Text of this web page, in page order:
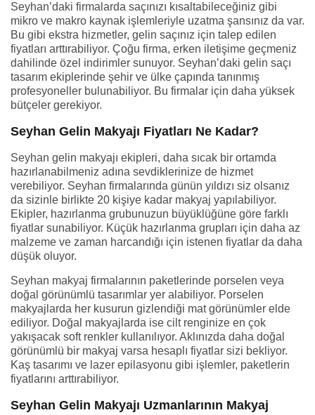
Seyhan’daki firmalarda saçınızı kısaltabileceğiniz gibi
mikro ve makro kaynak işlemleriyle uzatma şansınız da var.
Bu gibi ekstra hizmetler, gelin saçınız için talep edilen
fiyatları arttırabiliyor. Çoğu firma, erken iletişime geçmeniz
dahilinde özel indirimler sunuyor. Seyhan’daki gelin saçı
tasarım ekiplerinde şehir ve ülke çapında tanınmış
profesyoneller bulunabiliyor. Bu firmalar için daha yüksek
bütçeler gerekiyor.
Seyhan Gelin Makyajı Fiyatları Ne Kadar?
Seyhan gelin makyajı ekipleri, daha sıcak bir ortamda
hazırlanabilmeniz adına sevdiklerinize de hizmet
verebiliyor. Seyhan firmalarında günün yıldızı siz olsanız
da sizinle birlikte 20 kişiye kadar makyaj yapılabiliyor.
Ekipler, hazırlanma grubunuzun büyüklüğüne göre farklı
fiyatlar sunabiliyor. Küçük hazırlanma grupları için daha az
malzeme ve zaman harcandığı için istenen fiyatlar da daha
düşük oluyor.
Seyhan makyaj firmalarının paketlerinde porselen veya
doğal görünümlü tasarımlar yer alabiliyor. Porselen
makyajlarda her kusurun gizlendiği mat görünümler elde
ediliyor. Doğal makyajlarda ise cilt renginize en çok
yakışacak soft renkler kullanılıyor. Aklınızda daha doğal
görünümlü bir makyaj varsa hesaplı fiyatlar sizi bekliyor.
Kaş tasarımı ve lazer epilasyonu gibi işlemler, paketlerin
fiyatlarını arttırabiliyor.
Seyhan Gelin Makyajı Uzmanlarının Makyaj